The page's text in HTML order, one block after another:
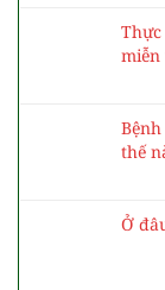
miễn
thế
Ở